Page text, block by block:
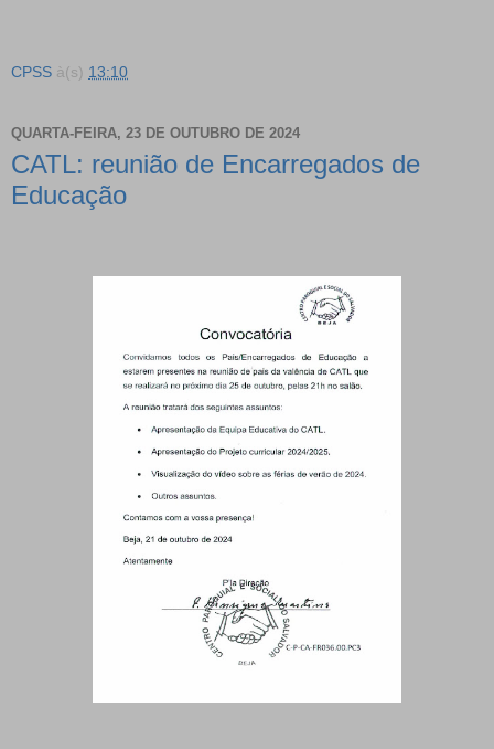
CPSS à(s) 13:10
QUARTA-FEIRA, 23 DE OUTUBRO DE 2024
CATL: reunião de Encarregados de
Educação